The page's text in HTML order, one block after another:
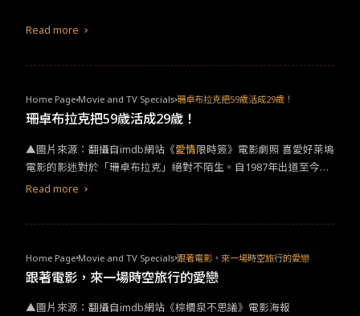
好看，我媽媽從來沒有告訴我，我很好看，一次都沒有。就算寶寶
眾，而同樣為人母的筆者也深深感觸著。畢竟，孩子在學齡階段，
響孩子的一生。《醜女大翻身》最後，回到多年前紅及一時的《醜
女大翻身》，可說是完整陳述韓國整形風氣題材的經典電影。身高1
有動人優雅的歌喉，可是卻因為外表只能是歌手亞美的代唱。故電
影中描述了韓娜因整形成為美女，進而一躍成名的過程。為了愛情
，進而追求外貌至上的她，不惜打斷骨頭，花費時間與金錢。雖然
的一面。
Read more
Home Page Movie and TV Specials 珊卓布拉克把59歲活成29歲！
珊卓布拉克把59歲活成29歲！
▲圖片來源：翻攝自imdb網站《愛情限時簽》電影劇照 喜愛好萊塢
電影的影迷對於「珊卓布拉克」絕對不陌生。自1987年出道至今已
35年，現年59歲的她，無論是臉蛋還是身材顏值依舊很迷人，精緻
片人。成名於1990年代，代表作包括《捍衛戰警》和《二見鍾
情》，確立好萊塢一線女星的地位。2010年憑在電影《攻其不備》
Read more
Home Page Movie and TV Specials 跟著電影，來一場時空旅行的愛戀
跟著電影，來一場時空旅行的愛戀
▲圖片來源：翻攝自imdb網站《棕櫚泉不思議》電影海報